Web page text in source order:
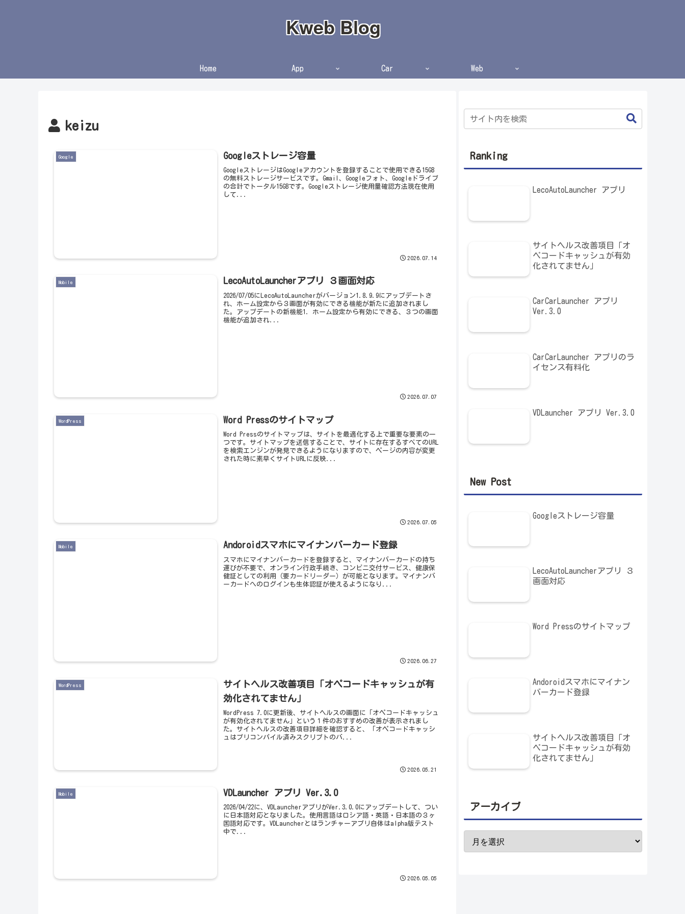
Kweb Blog
Home App Car Web
keizu
Google Googleストレージ容量
GoogleストレージはGoogleアカウントを登録することで使用できる15GB
の無料ストレージサービスです。Gmail、Googleフォト、Googleドライブ
の合計でトータル15GBです。Googleストレージ使用量確認方法現在使用
して...
2026.07.14
Mobile LecoAutoLauncherアプリ ３画面対応
2026/07/05にLecoAutoLauncherがバージョン1.8.9.9にアップデートさ
れ、ホーム設定から３画面が有効にできる機能が新たに追加されまし
た。アップデートの新機能1. ホーム設定から有効にできる、３つの画面
機能が追加され...
2026.07.07
WordPress Word Pressのサイトマップ
Word Pressのサイトマップは、サイトを最適化する上で重要な要素の一
つです。サイトマップを送信することで、サイトに存在するすべてのURL
を検索エンジンが発見できるようになりますので、ページの内容が変更
された時に素早くサイトURLに反映...
2026.07.05
Mobile Andoroidスマホにマイナンバーカード登録
スマホにマイナンバーカードを登録すると、マイナンバーカードの持ち
運びが不要で、オンライン行政手続き、コンビニ交付サービス、健康保
健証としての利用（要カードリーダー）が可能となります。マイナンバ
ーカードへのログインも生体認証が使えるようになり...
2026.06.27
WordPress
サイトヘルス改善項目「オペコードキャッシュが有
効化されてません」
WordPress 7.0に更新後、サイトヘルスの画面に「オペコードキャッシュ
が有効化されてません」という１件のおすすめの改善が表示されまし
た。サイトヘルスの改善項目詳細を確認すると、「オペコードキャッシ
ュはプリコンパイル済みスクリプトのバ...
2026.05.21
Mobile VDLauncher アプリ Ver.3.0
2026/04/22に、VDLauncherアプリがVer.3.0.0にアップデートして、つい
に日本語対応となりました。使用言語はロシア語・英語・日本語の３ヶ
国語対応です。VDLauncherとはランチャーアプリ自体はalpha版テスト
中で...
2026.05.05
Ranking
LecoAutoLauncher アプリ
サイトヘルス改善項目「オ
ペコードキャッシュが有効
化されてません」
CarCarLauncher アプリ
Ver.3.0
CarCarLauncher アプリのラ
イセンス有料化
VDLauncher アプリ Ver.3.0
New Post
Googleストレージ容量
LecoAutoLauncherアプリ ３
画面対応
Word Pressのサイトマップ
Andoroidスマホにマイナン
バーカード登録
サイトヘルス改善項目「オ
ペコードキャッシュが有効
化されてません」
アーカイブ